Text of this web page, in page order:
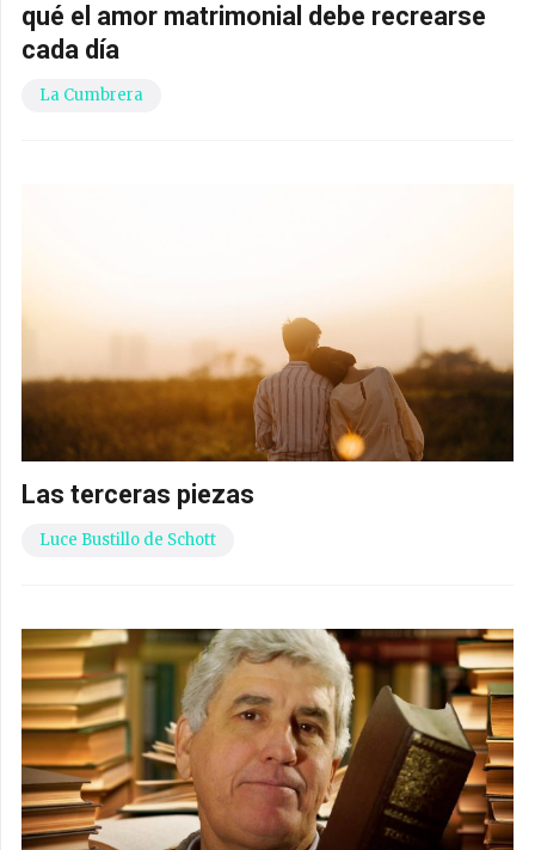
qué el amor matrimonial debe recrearse
cada día
La Cumbrera
Las terceras piezas
Luce Bustillo de Schott